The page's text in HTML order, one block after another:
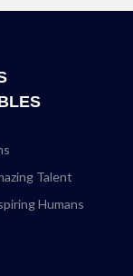
Talent
Humans